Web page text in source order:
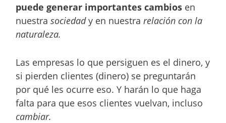
puede generar importantes cambios en
nuestrasociedady en nuestrarelación con la
naturaleza.
Las empresas lo que persiguen es el dinero, y
si pierden clientes (dinero) se preguntarán
por qué les ocurre eso. Y harán lo que haga
falta para que esos clientes vuelvan, incluso
cambiar.